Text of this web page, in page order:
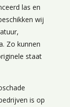
las en
wij
Zo kunnen
staat
is op